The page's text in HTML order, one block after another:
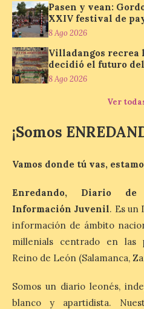
Los minerales y sus
más comunes
nueva exposición del
Museo de la
la Minería de Sabero
8 Ago 2026
inaugurará el
de agosto a
minerales, rocas y fósiles de
mes de noviembre, con […]
La Bañeza inicia sus
fiestas con el
cargo de Arturo
8 Ago 2026
Pasen y vean:
XXIV festival de
8 Ago 2026
Villadangos recrea
decidió el futuro
8 Ago 2026
Ver
¡Somos
Vamos donde tú vas,
Enredando, Diario
Información Juvenil. Es un
información de ámbito
millenials centrado en las
Reino de León (Salamanca,
Somos un diario leonés,
blanco y apartidista.